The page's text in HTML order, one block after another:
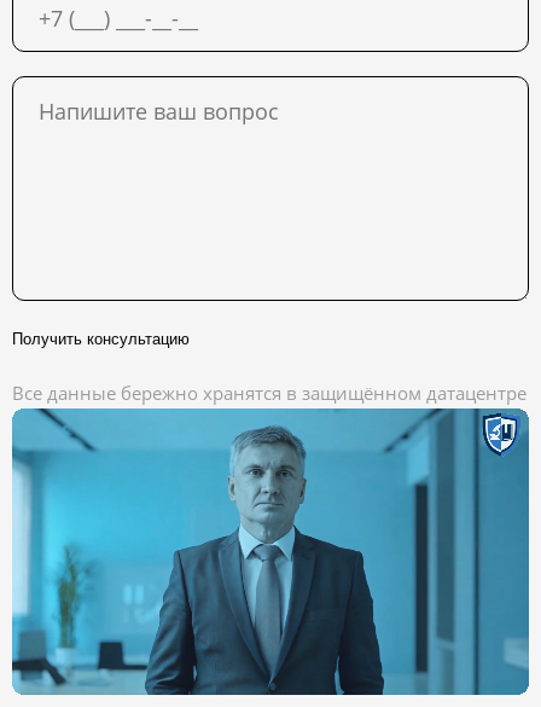
Получить консультацию
Все данные бережно хранятся в защищённом датацентре